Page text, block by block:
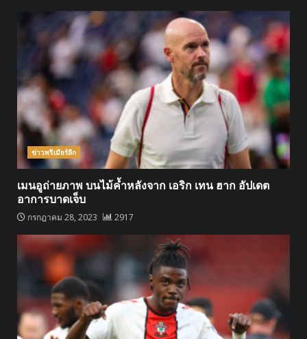
ข่าวพรีเมียร์ลีก
เมนอูถ่ายภาพ บนไม้ค้ำหลังจาก เอริก เทน ฮาก อัปเดต
อาการบาดเจ็บ
กรกฎาคม 28, 2023 2917